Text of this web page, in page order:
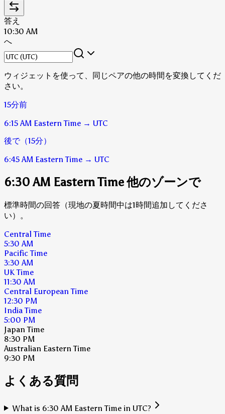
答え
10:30 AM
へ
ウィジェットを使って、同じペアの他の時間を変換してくだ
さい。
15分前
6:15 AM Eastern Time → UTC
後で（15分）
6:45 AM Eastern Time → UTC
6:30 AM Eastern Time 他のゾーンで
標準時間の回答（現地の夏時間中は1時間追加してくださ
い）。
Central Time
5:30 AM
Pacific Time
3:30 AM
UK Time
11:30 AM
Central European Time
12:30 PM
India Time
5:00 PM
Japan Time
8:30 PM
Australian Eastern Time
9:30 PM
よくある質問
What is 6:30 AM Eastern Time in UTC?